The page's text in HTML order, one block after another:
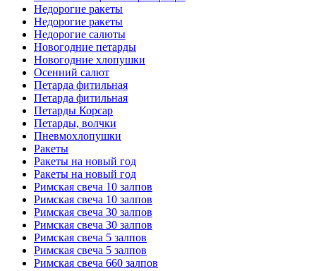
Недорогие ракеты
Недорогие ракеты
Недорогие салюты
Новогодние петарды
Новогодние хлопушки
Осенний салют
Петарда фитильная
Петарда фитильная
Петарды Корсар
Петарды, волчки
Пневмохлопушки
Ракеты
Ракеты на новый год
Ракеты на новый год
Римская свеча 10 залпов
Римская свеча 10 залпов
Римская свеча 30 залпов
Римская свеча 30 залпов
Римская свеча 5 залпов
Римская свеча 5 залпов
Римская свеча 660 залпов